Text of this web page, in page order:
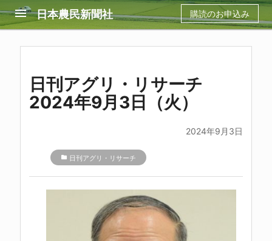
menu 日本農民新聞社 購読のお申込み
日刊アグリ・リサーチ
2024年9月3日（火）
2024年9月3日
folder 日刊アグリ・リサーチ